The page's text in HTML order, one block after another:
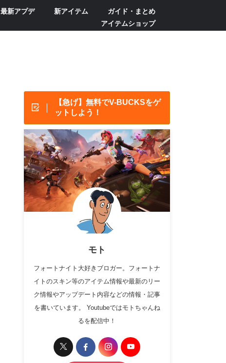
最新アプデ 新アイテム
ガイド・まとめ
アイテムショップ
【急げ】無料でV-BUCKSをゲ
ットしよう！
モト
フォートナイト大好きブロガー。フォートナ
イトのスキン等のアイテム情報や最新のリー
ク情報やアップデート内容などの情報・記事
を書いています。 Youtubeではモトちゃんね
るを配信中！